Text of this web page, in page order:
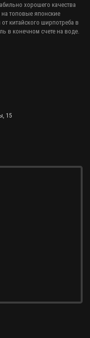
хорошего качества
топовые японские
китайского ширпотреба в
в конечном счете на воде.
15